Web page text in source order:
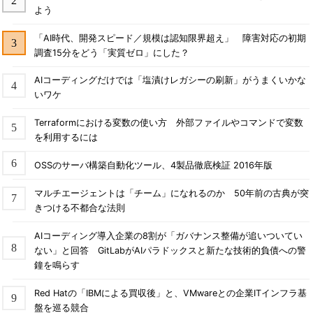
よう
「AI時代、開発スピード／規模は認知限界超え」 障害対応の初期
調査15分をどう「実質ゼロ」にした？
AIコーディングだけでは「塩漬けレガシーの刷新」がうまくいかな
いワケ
Terraformにおける変数の使い方 外部ファイルやコマンドで変数
を利用するには
OSSのサーバ構築自動化ツール、4製品徹底検証 2016年版
マルチエージェントは「チーム」になれるのか 50年前の古典が突
きつける不都合な法則
AIコーディング導入企業の8割が「ガバナンス整備が追いついてい
ない」と回答 GitLabがAIパラドックスと新たな技術的負債への警
鐘を鳴らす
Red Hatの「IBMによる買収後」と、VMwareとの企業ITインフラ基
盤を巡る競合